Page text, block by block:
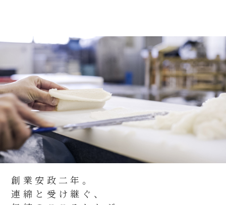
創業安政二年。
連綿と受け継ぐ、